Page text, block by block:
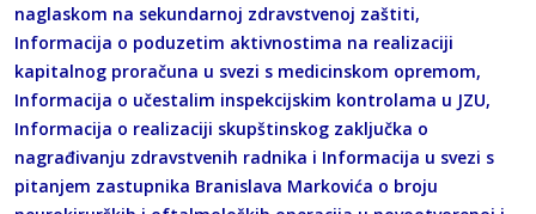
naglaskom na sekundarnoj zdravstvenoj zaštiti,
Informacija o poduzetim aktivnostima na realizaciji
kapitalnog proračuna u svezi s medicinskom opremom,
Informacija o učestalim inspekcijskim kontrolama u JZU,
Informacija o realizaciji skupštinskog zaključka o
nagrađivanju zdravstvenih radnika i Informacija u svezi s
pitanjem zastupnika Branislava Markovića o broju